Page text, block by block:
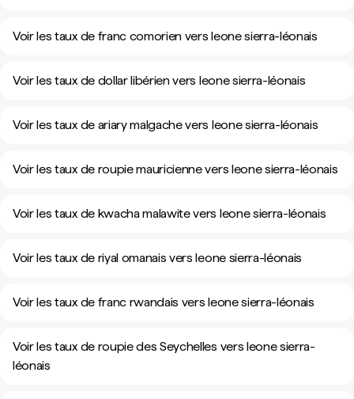
Voir les taux de franc comorien vers leone sierra-léonais
Voir les taux de dollar libérien vers leone sierra-léonais
Voir les taux de ariary malgache vers leone sierra-léonais
Voir les taux de roupie mauricienne vers leone sierra-léonais
Voir les taux de kwacha malawite vers leone sierra-léonais
Voir les taux de riyal omanais vers leone sierra-léonais
Voir les taux de franc rwandais vers leone sierra-léonais
Voir les taux de roupie des Seychelles vers leone sierra-
léonais